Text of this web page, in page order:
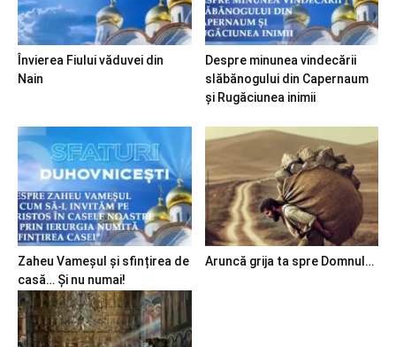
Învierea Fiului văduvei din
Nain
Despre minunea vindecării
slăbănogului din Capernaum
și Rugăciunea inimii
Zaheu Vameșul și sfințirea de
casă… Și nu numai!
Aruncă grija ta spre Domnul…